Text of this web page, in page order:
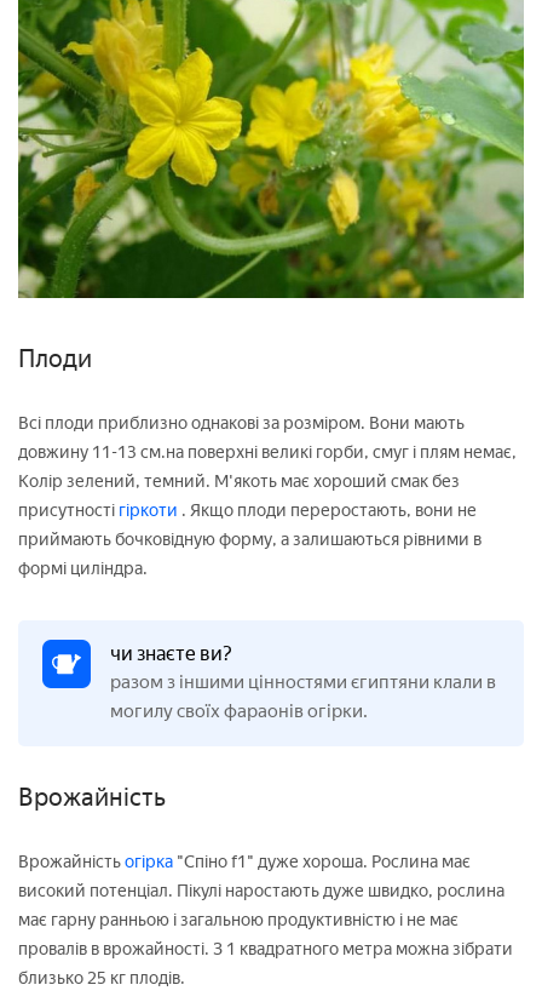
Плоди
Всі плоди приблизно однакові за розміром. Вони мають
довжину 11-13 см.на поверхні великі горби, смуг і плям немає,
Колір зелений, темний. М'якоть має хороший смак без
присутності гіркоти . Якщо плоди переростають, вони не
приймають бочковідную форму, а залишаються рівними в
формі циліндра.
чи знаєте ви?
разом з іншими цінностями єгиптяни клали в
могилу своїх фараонів огірки.
Врожайність
Врожайністьогірка "Спіно f1" дуже хороша. Рослина має
високий потенціал. Пікулі наростають дуже швидко, рослина
має гарну ранньою і загальною продуктивністю і не має
провалів в врожайності. З 1 квадратного метра можна зібрати
близько 25 кг плодів.